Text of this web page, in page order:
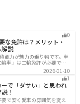
0
な免許は？メリット・
解説
載力が魅力の乗り物です。車
車」は二輪免許が必要です
普通自動車免許で運転で
す。維持費はバイク並みです
車種により異なるため、事
2026-01-10
1
で「ダサい」と思われ
！
で安く愛車の雰囲気を変え